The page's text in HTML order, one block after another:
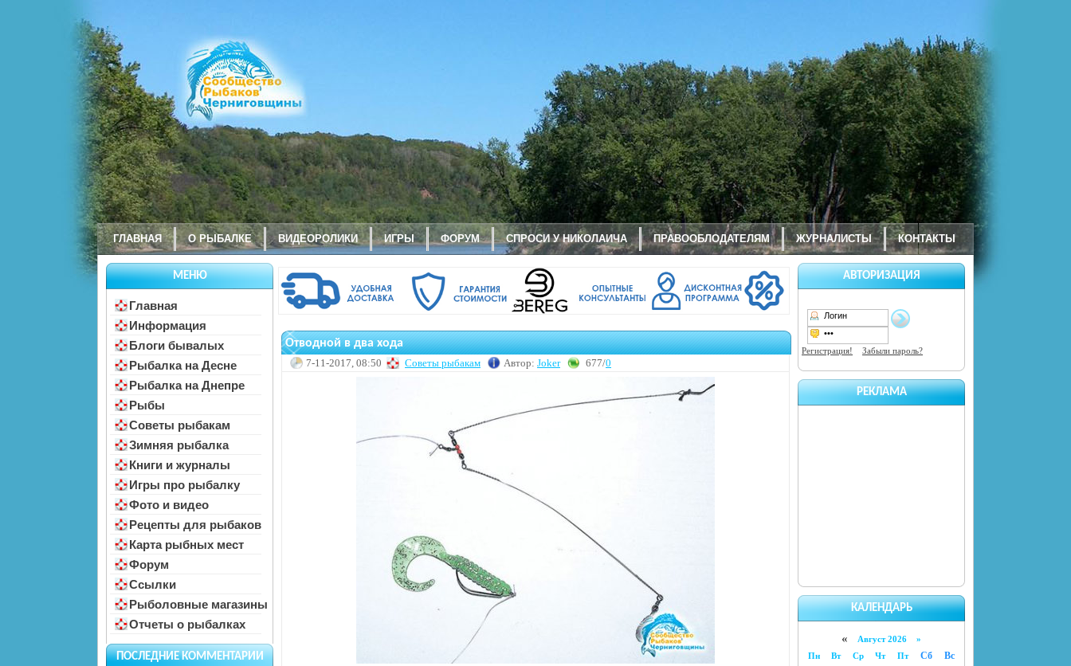
ГЛАВНАЯ О РЫБАЛКЕ ВИДЕОРОЛИКИ ИГРЫ ФОРУМ СПРОСИ У НИКОЛАИЧА ПРАВООБЛОДАТЕЛЯМ ЖУРНАЛИСТЫ КОНТАКТЫ
МЕНЮ
Главная
Информация
Блоги бывалых
Рыбалка на Десне
Рыбалка на Днепре
Рыбы
Советы рыбакам
Зимняя рыбалка
Книги и журналы
Игры про рыбалку
Фото и видео
Рецепты для рыбаков
Карта рыбных мест
Форум
Ссылки
Рыболовные магазины
Отчеты о рыбалках
ПОСЛЕДНИЕ КОММЕНТАРИИ
АВТОРИЗАЦИЯ
Регистрация! Забыли пароль?
РЕКЛАМА
КАЛЕНДАРЬ
« Август 2026 »
Пн
Вт Ср Чт Пт Сб Вс
Отводной в два хода
7-11-2017, 08:50 Советы рыбакам Автор: Joker 677/0